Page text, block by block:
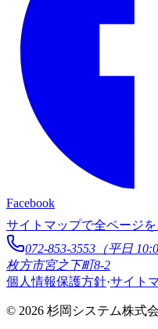
Facebook
サイトマップで全ページを
072-853-3553（平日
枚方市宮之下町8-2
個人情報保護方針·サイト
© 2026 杉岡システム株式